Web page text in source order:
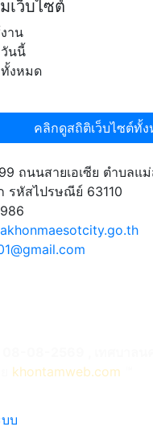
เว็บไซต์
าน
นนี้
งหมด
คลิกดูสถิติเว็บไซต์ทั้
ถนนสายเอเซีย ตำบลแ
รหัสไปรษณีย์ 63110
khontamweb.com
บ